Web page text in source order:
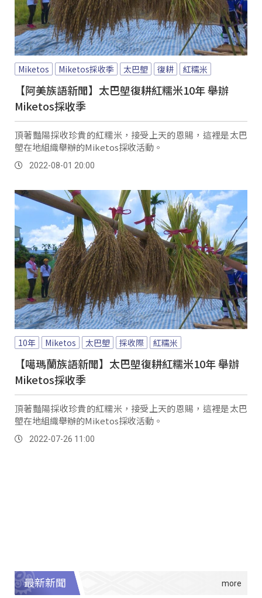
Miketos Miketos採收季 太巴塱 復耕 紅糯米
【阿美族語新聞】太巴塱復耕紅糯米10年 舉辦
Miketos採收季
頂著豔陽採收珍貴的紅糯米，接受上天的恩賜，這裡是太巴
塱在地組織舉辦的Miketos採收活動。
2022-08-01 20:00
10年 Miketos 太巴塱 採收際 紅糯米
【噶瑪蘭族語新聞】太巴塱復耕紅糯米10年 舉辦
Miketos採收季
頂著豔陽採收珍貴的紅糯米，接受上天的恩賜，這裡是太巴
塱在地組織舉辦的Miketos採收活動。
2022-07-26 11:00
最新新聞